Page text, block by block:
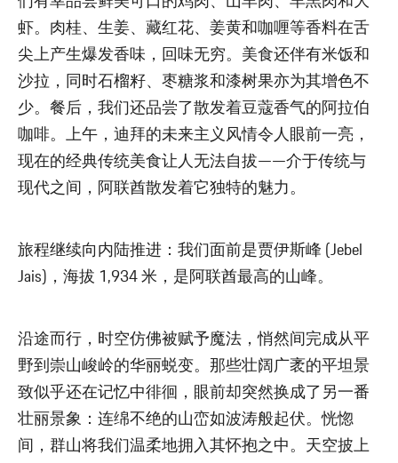
虾。肉桂、生姜、藏红花、姜黄和咖喱等香料在舌
尖上产生爆发香味，回味无穷。美食还伴有米饭和
沙拉，同时石榴籽、枣糖浆和漆树果亦为其增色不
少。餐后，我们还品尝了散发着豆蔻香气的阿拉伯
咖啡。上午，迪拜的未来主义风情令人眼前一亮，
现在的经典传统美食让人无法自拔——介于传统与
现代之间，阿联酋散发着它独特的魅力。
旅程继续向内陆推进：我们面前是贾伊斯峰 (Jebel
Jais)，海拔 1,934 米，是阿联酋最高的山峰。
沿途而行，时空仿佛被赋予魔法，悄然间完成从平
野到崇山峻岭的华丽蜕变。那些壮阔广袤的平坦景
致似乎还在记忆中徘徊，眼前却突然换成了另一番
壮丽景象：连绵不绝的山峦如波涛般起伏。恍惚
间，群山将我们温柔地拥入其怀抱之中。天空披上